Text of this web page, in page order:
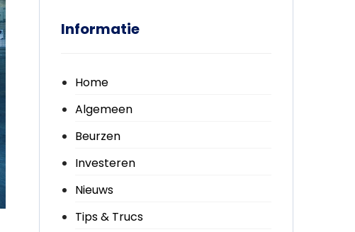
Informatie
Home
Algemeen
Beurzen
Investeren
Nieuws
Tips & Trucs